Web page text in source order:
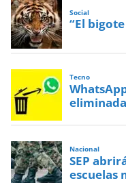
Social
“El
Tecno
Nacional
SEP
escuelas